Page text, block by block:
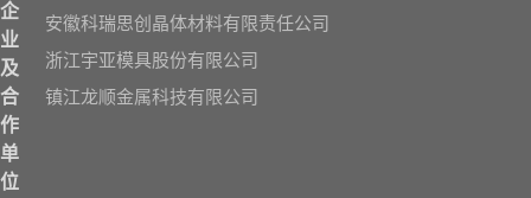
企
业
及
合
作
单
位
安徽科瑞思创晶体材料有限责任公司
浙江宇亚模具股份有限公司
镇江龙顺金属科技有限公司